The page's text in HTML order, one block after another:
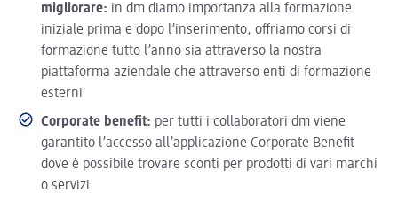
migliorare: in dm diamo importanza alla formazione
iniziale prima e dopo l’inserimento, offriamo corsi di
formazione tutto l’anno sia attraverso la nostra
piattaforma aziendale che attraverso enti di formazione
esterni
Corporate benefit: per tutti i collaboratori dm viene
garantito l’accesso all’applicazione Corporate Benefit
dove è possibile trovare sconti per prodotti di vari marchi
o servizi.